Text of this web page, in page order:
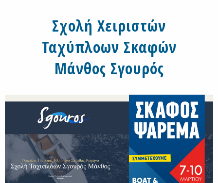
Σχολή Χειριστών
Ταχύπλοων Σκαφών
Μάνθος Σγουρός